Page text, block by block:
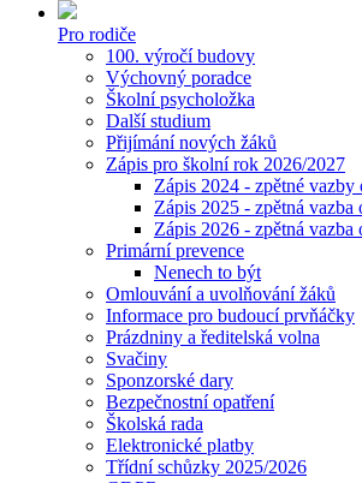
Pro rodiče
100. výročí budovy
Výchovný poradce
Školní psycholožka
Další studium
Přijímání nových žáků
Zápis pro školní rok 2026/2027
Zápis 2024 - zpětné vazby
Zápis 2025 - zpětná vazba
Zápis 2026 - zpětná vazba
Primární prevence
Nenech to být
Omlouvání a uvolňování žáků
Informace pro budoucí prvňáčky
Prázdniny a ředitelská volna
Svačiny
Sponzorské dary
Bezpečnostní opatření
Školská rada
Elektronické platby
Třídní schůzky 2025/2026